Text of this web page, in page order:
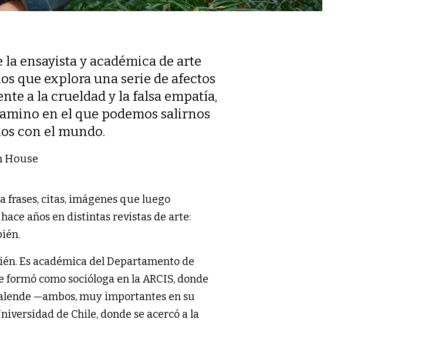
ensayista y académica de arte
que explora una serie de afectos
a la crueldad y la falsa empatía,
en el que podemos salirnos
con el mundo.
House
frases, citas, imágenes que luego
años en distintas revistas de arte:
Es académica del Departamento de
como socióloga en la ARCIS, donde
—ambos, muy importantes en su
de Chile, donde se acercó a la